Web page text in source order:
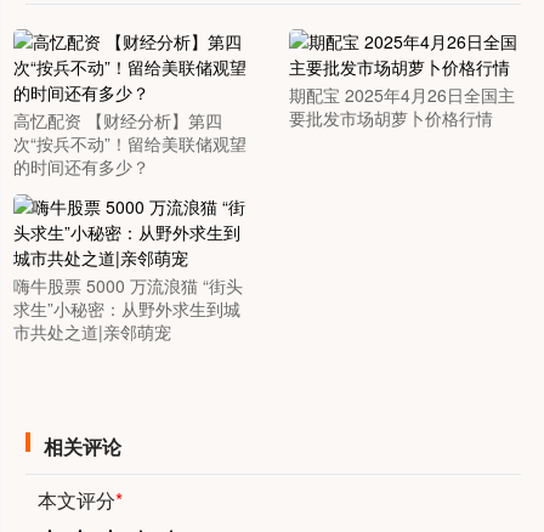
高忆配资 【财经分析】第四
次“按兵不动”！留给美联储观望
的时间还有多少？
期配宝 2025年4月26日全国主
要批发市场胡萝卜价格行情
嗨牛股票 5000 万流浪猫 “街头
求生”小秘密：从野外求生到城
市共处之道|亲邻萌宠
相关评论
本文评分*